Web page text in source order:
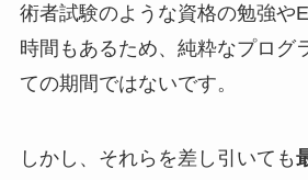
術者試験のような資格の勉強や
時間もあるため、純粋なプログ
ての期間ではないです。
しかし、それらを差し引いても